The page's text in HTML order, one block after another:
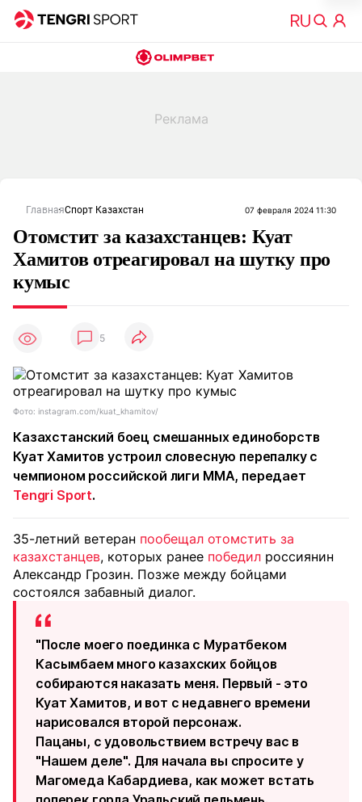
ГлавнаяСпорт Казахстан 07 февраля 2024 11:30
Отомстит за казахстанцев: Куат
Хамитов отреагировал на шутку про
кумыс
5
Фото: instagram.com/kuat_khamitov/
Казахстанский боец смешанных единоборств
Куат Хамитов устроил словесную перепалку с
чемпионом российской лиги ММА, передает
Tengri Sport.
35-летний ветеран пообещал отомстить за
казахстанцев, которых ранее победил россиянин
Александр Грозин. Позже между бойцами
состоялся забавный диалог.
"После моего поединка с Муратбеком
Касымбаем много казахских бойцов
собираются наказать меня. Первый - это
Куат Хамитов, и вот с недавнего времени
нарисовался второй персонаж.
Пацаны, с удовольствием встречу вас в
"Нашем деле". Для начала вы спросите у
Магомеда Кабардиева, как может встать